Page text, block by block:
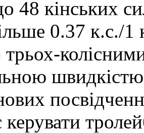
48 кінських
0.37 к.с./1
керувати